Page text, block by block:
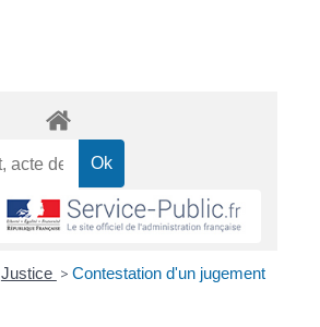
Justice > Contestation d'un jugement